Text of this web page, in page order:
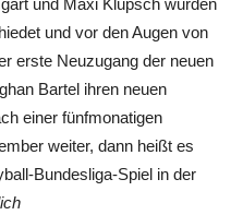
und Maxi Klupsch wurden
und vor den Augen von
erste Neuzugang der neuen
Bartel ihren neuen
einer fünfmonatigen
weiter, dann heißt es
Bundesliga-Spiel in der